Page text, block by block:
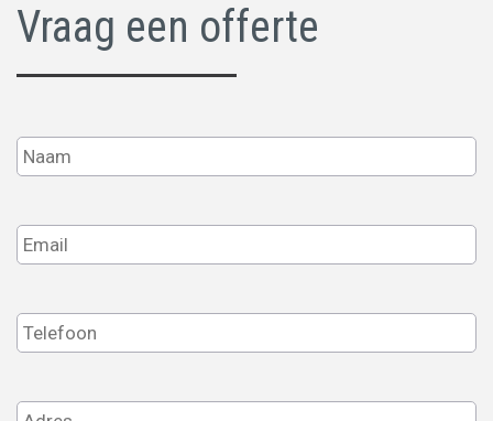
Vraag een offerte